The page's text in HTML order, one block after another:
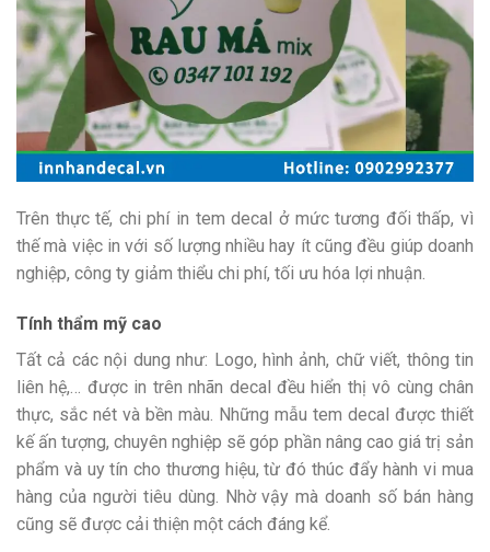
Trên thực tế, chi phí in tem decal ở mức tương đối thấp, vì
thế mà việc in với số lượng nhiều hay ít cũng đều giúp doanh
nghiệp, công ty giảm thiểu chi phí, tối ưu hóa lợi nhuận.
Tính thẩm mỹ cao
Tất cả các nội dung như: Logo, hình ảnh, chữ viết, thông tin
liên hệ,… được in trên nhãn decal đều hiển thị vô cùng chân
thực, sắc nét và bền màu. Những mẫu tem decal được thiết
kế ấn tượng, chuyên nghiệp sẽ góp phần nâng cao giá trị sản
phẩm và uy tín cho thương hiệu, từ đó thúc đẩy hành vi mua
hàng của người tiêu dùng. Nhờ vậy mà doanh số bán hàng
cũng sẽ được cải thiện một cách đáng kể.